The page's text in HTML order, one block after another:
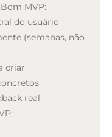
MVP:
do usuário
(semanas, não
criar
real